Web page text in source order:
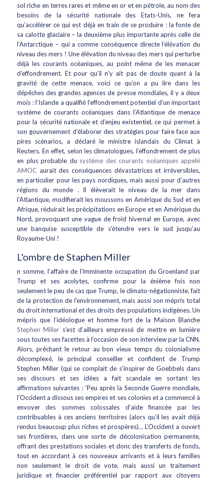
sol riche en terres rares et même en or et en pétrole, au nom des
besoins de la sécurité nationale des Etats-Unis, ne fera
qu’accélérer ce qui est déjà en train de se produire : la fonte de
sa calotte glaciaire – la deuxième plus importante après celle de
l’Antarctique – qui a comme conséquence directe l’élévation du
niveau des mers ! Une élévation du niveau des mers qui perturbe
déjà les courants océaniques, au point même de les menacer
d’effondrement. Et pour qu’il n’y ait pas de doute quant à la
gravité de cette menace, voici ce qu’on a pu lire dans les
dépêches des grandes agences de presse mondiales, il y a deux
mois : l’Islande a qualifié l’effondrement potentiel d’un important
système de courants océaniques dans l’Atlantique de menace
pour la sécurité nationale et d’enjeu existentiel, ce qui permet à
son gouvernement d’élaborer des stratégies pour faire face aux
pires scénarios, a déclaré le ministre islandais du Climat à
Reuters. En effet, selon les climatologues, l’effondrement de plus
en plus probable du système des courants océaniques appelé
AMOC aurait des conséquences dévastatrices et irréversibles,
en particulier pour les pays nordiques, mais aussi pour d’autres
régions du monde . Il élèverait le niveau de la mer dans
l’Atlantique, modifierait les moussons en Amérique du Sud et en
Afrique, réduirait les précipitations en Europe et en Amérique du
Nord, provoquant une vague de froid hivernal en Europe, avec
une banquise susceptible de s’étendre vers le sud jusqu’au
Royaume-Uni !
L'ombre de Staphen Miller
n somme, l’affaire de l’imminente occupation du Groenland par
Trump et ses acolytes, confirme pour la énième fois non
seulement le peu de cas que Trump, le climato-négationniste, fait
de la protection de l’environnement, mais aussi son mépris total
du droit international et des droits des populations indigènes. Un
mépris que l’idéologue et homme fort de la Maison Blanche
Stephen Miller s’est d’ailleurs empressé de mettre en lumière
sous toutes ses facettes à l’occasion de son interview par la CNN.
Alors, prêchant le retour au bon vieux temps du colonialisme
décomplexé, le principal conseiller et confident de Trump
Stephen Miller (qui se complait de s’inspirer de Goebbels dans
ses discours et ses idées a fait scandale en sortant les
affirmations suivantes : ‘Peu après la Seconde Guerre mondiale,
l’Occident a dissous ses empires et ses colonies et a commencé à
envoyer des sommes colossales d’aide financée par les
contribuables à ces anciens territoires (alors qu’il les avait déjà
rendus beaucoup plus riches et prospères)… L’Occident a ouvert
ses frontières, dans une sorte de décolonisation permanente,
offrant des prestations sociales et donc des transferts de fonds,
tout en accordant à ces nouveaux arrivants et à leurs familles
non seulement le droit de vote, mais aussi un traitement
juridique et financier préférentiel par rapport aux citoyens